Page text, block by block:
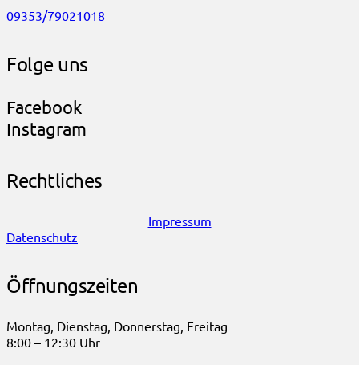
09353/79021018
Folge uns
Facebook
Instagram
Rechtliches
Impressum
Datenschutz
Öffnungszeiten
Montag, Dienstag, Donnerstag, Freitag
8:00 – 12:30 Uhr